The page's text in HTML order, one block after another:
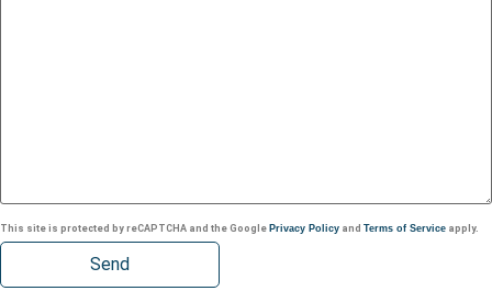
This site is protected by reCAPTCHA and the Google Privacy Policy and Terms of Service apply.